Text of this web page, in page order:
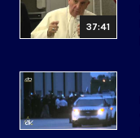
37:41